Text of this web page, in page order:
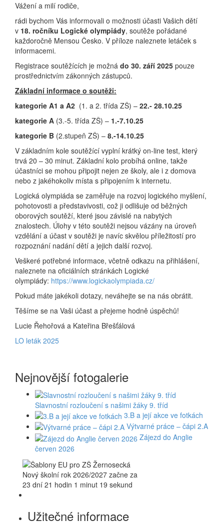
Vážení a milí rodiče,
rádi bychom Vás informovali o možnosti účasti Vašich dětí
v 18. ročníku Logické olympiády, soutěže pořádané
každoročně Mensou Česko. V příloze naleznete letáček s
informacemi.
Registrace soutěžících je možná do 30. září 2025 pouze
prostřednictvím zákonných zástupců.
Základní informace o soutěži:
kategorie A1 a A2 (1. a 2. třída ZŠ) – 22.- 28.10.25
kategorie A (3.-5. třída ZŠ) – 1.-7.10.25
kategorie B (2.stupeň ZŠ) – 8.-14.10.25
V základním kole soutěžící vyplní krátký on-line test, který
trvá 20 – 30 minut. Základní kolo probíhá online, takže
účastníci se mohou připojit nejen ze školy, ale i z domova
nebo z jakéhokoliv místa s připojením k internetu.
Logická olympiáda se zaměřuje na rozvoj logického myšlení,
pohotovosti a představivosti, což ji odlišuje od běžných
oborových soutěží, které jsou závislé na nabytých
znalostech. Úlohy v této soutěži nejsou vázány na úroveň
vzdělání a účast v soutěži je navíc skvělou příležitostí pro
rozpoznání nadání dětí a jejich další rozvoj.
Veškeré potřebné informace, včetně odkazu na přihlášení,
naleznete na oficiálních stránkách Logické
olympiády: https://www.logickaolympiada.cz/
Pokud máte jakékoli dotazy, neváhejte se na nás obrátit.
Těšíme se na Vaši účast a přejeme hodně úspěchů!
Lucie Řehořová a Kateřina Břešťálová
LO leták 2025
Nejnovější fotogalerie
Slavnostní rozloučení s našimi žáky 9. tříd
3.B a její akce ve fotkách
Výtvarné práce – čápi 2.A
Zájezd do Anglie
červen 2026
Nový školní rok 2026/2027 začne za
23 dní 21 hodin 1 minut 18 sekund
Užitečné informace